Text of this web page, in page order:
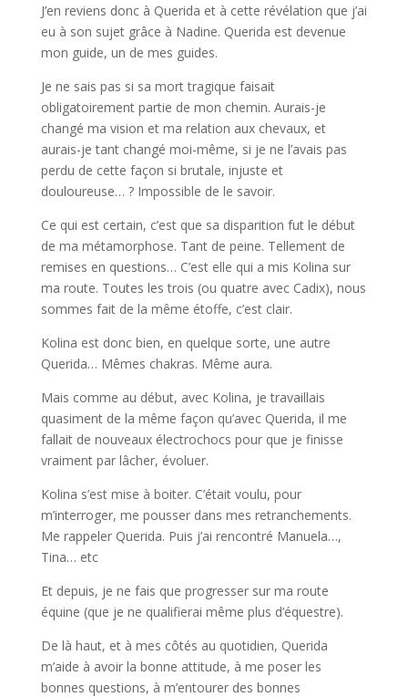
J’en reviens donc à Querida et à cette révélation que j’ai
eu à son sujet grâce à Nadine. Querida est devenue
mon guide, un de mes guides.
Je ne sais pas si sa mort tragique faisait
obligatoirement partie de mon chemin. Aurais-je
changé ma vision et ma relation aux chevaux, et
aurais-je tant changé moi-même, si je ne l’avais pas
perdu de cette façon si brutale, injuste et
douloureuse… ? Impossible de le savoir.
Ce qui est certain, c’est que sa disparition fut le début
de ma métamorphose. Tant de peine. Tellement de
remises en questions… C’est elle qui a mis Kolina sur
ma route. Toutes les trois (ou quatre avec Cadix), nous
sommes fait de la même étoffe, c’est clair.
Kolina est donc bien, en quelque sorte, une autre
Querida… Mêmes chakras. Même aura.
Mais comme au début, avec Kolina, je travaillais
quasiment de la même façon qu’avec Querida, il me
fallait de nouveaux électrochocs pour que je finisse
vraiment par lâcher, évoluer.
Kolina s’est mise à boiter. C’était voulu, pour
m’interroger, me pousser dans mes retranchements.
Me rappeler Querida. Puis j’ai rencontré Manuela…,
Tina… etc
Et depuis, je ne fais que progresser sur ma route
équine (que je ne qualifierai même plus d’équestre).
De là haut, et à mes côtés au quotidien, Querida
m’aide à avoir la bonne attitude, à me poser les
bonnes questions, à m’entourer des bonnes